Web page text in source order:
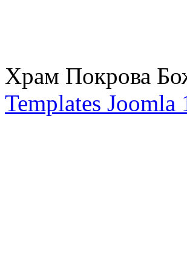
Храм Покрова
Templates Joomla